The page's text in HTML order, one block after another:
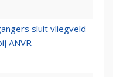
sluit vliegveld
ANVR